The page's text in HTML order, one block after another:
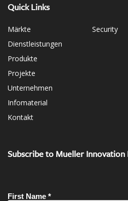
Quick Links
Märkte
Dienstleistungen
Produkte
Projekte
Unternehmen
Infomaterial
Kontakt
Security
Subscribe to Mueller Innovation